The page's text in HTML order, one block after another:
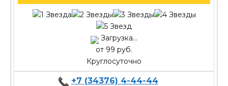
Загрузка...
от 99 руб.
Круглосуточно
+7 (34376) 4-44-44